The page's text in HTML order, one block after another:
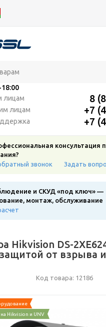
лицам
8
лицам +7
+7
консультация
звонок
Задать
и СКУД «под ключ» —
монтаж, обслуживание
Hikvision DS-
от взрыва
Код товара: 12186
Hikvision и UNV